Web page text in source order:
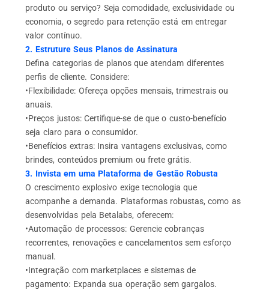
produto ou serviço? Seja comodidade, exclusividade ou
economia, o segredo para retenção está em entregar
valor contínuo.
2. Estruture Seus Planos de Assinatura
Defina categorias de planos que atendam diferentes
perfis de cliente. Considere:
•Flexibilidade: Ofereça opções mensais, trimestrais ou
anuais.
•Preços justos: Certifique-se de que o custo-benefício
seja claro para o consumidor.
•Benefícios extras: Insira vantagens exclusivas, como
brindes, conteúdos premium ou frete grátis.
3. Invista em uma Plataforma de Gestão Robusta
O crescimento explosivo exige tecnologia que
acompanhe a demanda. Plataformas robustas, como as
desenvolvidas pela Betalabs, oferecem:
•Automação de processos: Gerencie cobranças
recorrentes, renovações e cancelamentos sem esforço
manual.
•Integração com marketplaces e sistemas de
pagamento: Expanda sua operação sem gargalos.